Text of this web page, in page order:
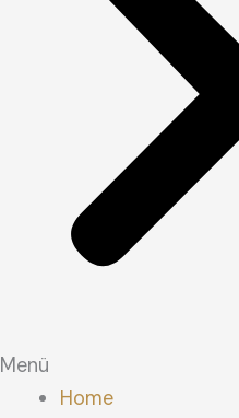
Menü
Home